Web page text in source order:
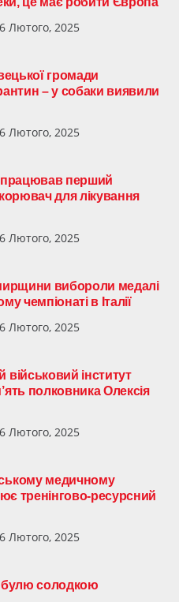
Лютого, 2025
громади
– у собаки виявили
Лютого, 2025
перший
для лікування
Лютого, 2025
вибороли медалі
чемпіонаті в Італії
Лютого, 2025
інститут
полковника Олексія
Лютого, 2025
медичному
тренінгово-ресурсний
Лютого, 2025
солодкою